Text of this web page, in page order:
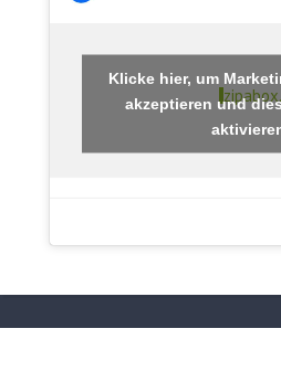
Klicke hier, um
akzeptieren und